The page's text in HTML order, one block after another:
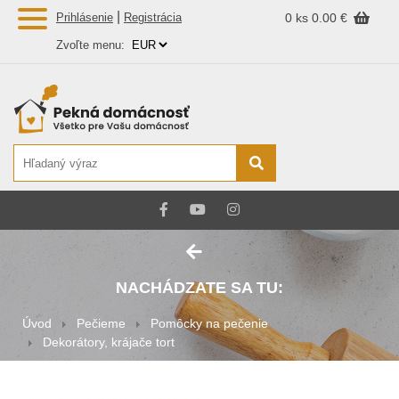
Prihlásenie Registrácia 0 ks 0.00 €
Zvoľte menu:
NACHÁDZATE SA TU:
Úvod Pečieme
Pomôcky na pečenie
Dekorátory, krájače tort